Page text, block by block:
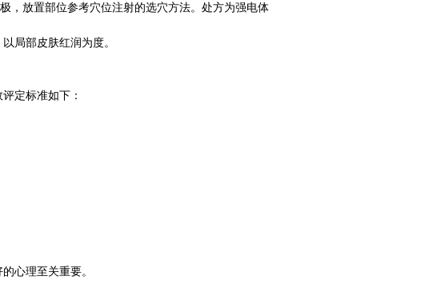
，放置部位参考穴位注射的选穴方法。处方为强电体
局部皮肤红润为度。
定标准如下：
心理至关重要。